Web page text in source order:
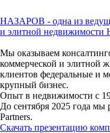
НАЗАРОВ - одна из
и элитной недвижимости
Мы оказываем
коммерческой и элитной
клиентов федеральные и
крупный бизнес.
Опыт в недвижимости с
До сентября 2025 года мы
Partners.
Скачать презентацию